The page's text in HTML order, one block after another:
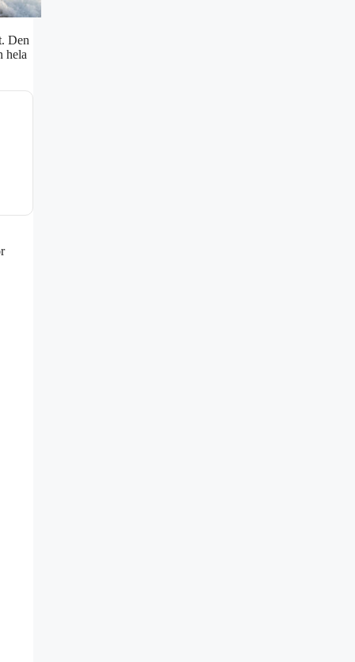
Den
hela